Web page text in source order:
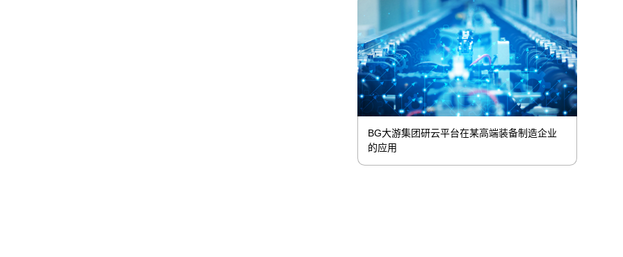
BG大游集团研云平台在某高端装备制造企业
的应用